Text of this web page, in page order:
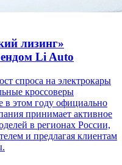
лизинг»
Li Auto
спроса на электрокары
кроссоверы
в этом году официально
принимает активное
в регионах России,
и предлагая клиентам